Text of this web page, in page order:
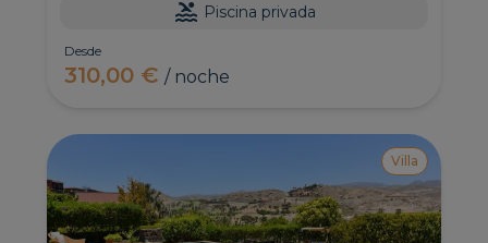
Piscina privada
Desde
310,00 €/ noche
Villa